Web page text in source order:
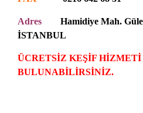
Adres Hamidiye Mah.
İSTANBUL
ÜCRETSİZ KEŞİF
BULUNABİLİRSİNİZ.